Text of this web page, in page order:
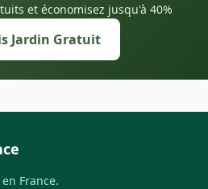
et économisez jusqu'à 40%
Jardin Gratuit
France.